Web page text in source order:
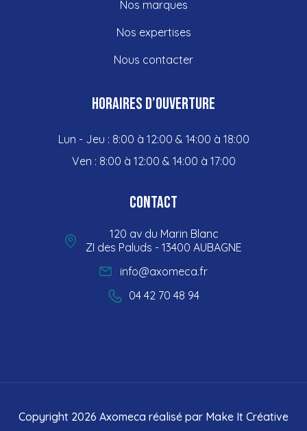
Nos marques
Nos expertises
Nous contacter
Horaires d’ouverture
Lun - Jeu : 8:00 à 12:00 & 14:00 à 18:00
Ven : 8:00 à 12:00 & 14:00 à 17:00
Contact
120 av du Marin Blanc
ZI des Paluds - 13400 AUBAGNE
info@axomeca.fr
04 42 70 48 94
Copyright 2026 Axomeca réalisé par Make It Créative